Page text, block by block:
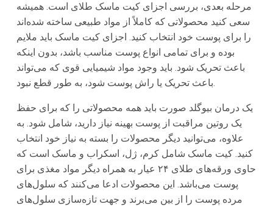
مرحله بعدی، بررسی اجزای کیت ماسک طلای است. همیشه
سعی کنید محصولاتی که کاملاً از مواد طبیعی ساخته شده‌اند
را برای پوست خود انتخاب کنید. اجزای کیت ماسک باید ملایم
بوده و برای تمامی انواع پوست مناسب باشد، بدون اینکه
باعث تحریک شود. باید وجود مواد شیمیایی قوی که می‌تواند
باعث تحریک یا راش پوست شود، به طور قطع نبود.
یک درمان بیوگلد صورت باید همه محصولاتی را که برای حفظ
یک روتین مراقبت از پوست بهینه نیاز دارید، شامل شود. به
علاوه، می‌توانید دیگر محصولات را بسته به نیاز خود انتخاب
کنید. کیت ماسک شامل کرم، ژل، اسکراب و ماسک است که
حاوی ورقه‌های طلای ۲۴ عیار به همراه دیگر مواد مغذی برای
پوست می‌باشد. این محصولات ادعا می‌کنند که سلول‌های
مرده پوست را از بین می‌برند و جهت تازه‌سازی سلول‌های